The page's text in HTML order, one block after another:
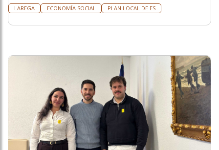
LAREGA ECONOMÍA SOCIAL PLAN LOCAL DE ES